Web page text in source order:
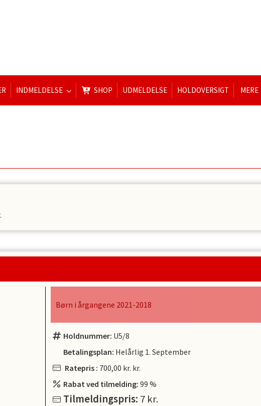
INDMELDELSE SHOP UDMELDELSE HOLDOVERSIGT MERE
Børn i årgangene 2021-2018
Holdnummer: U5/8
Betalingsplan: Helårlig 1. September
Ratepris : 700,00 kr. kr.
Rabat ved tilmelding: 99 %
Tilmeldingspris: 7 kr.